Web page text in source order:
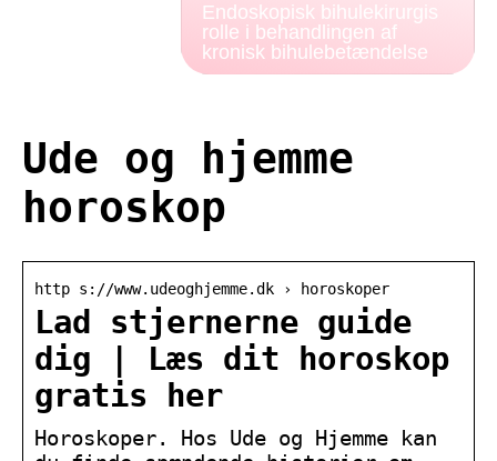
Endoskopisk bihulekirurgis
rolle i behandlingen af
kronisk bihulebetændelse
Ude og hjemme
horoskop
http s://www.udeoghjemme.dk › horoskoper
Lad stjernerne guide
dig | Læs dit horoskop
gratis her
Horoskoper. Hos Ude og Hjemme kan